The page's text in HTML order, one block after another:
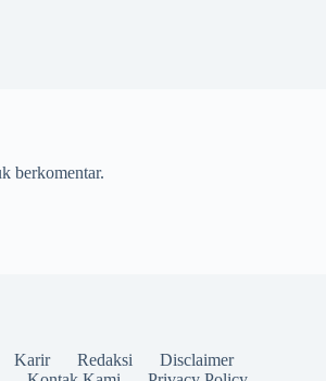
berkomentar.
Karir Redaksi
Disclaimer